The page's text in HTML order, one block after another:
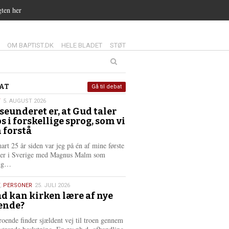
her
14.0:
OM BAPTIST.DK 15.0:
HELE BLADET 16.0:
STØT
5. AUGUST 2026
er, at Gud taler
i forskellige sprog, som vi
forstå
25 år siden var jeg på én af mine første
i Sverige med Magnus Malm som
s
m
e
r
e
, PERSONER 25. JULI 2026
kan kirken lære af nye
finder sjældent vej til troen gennem
Gå til debat